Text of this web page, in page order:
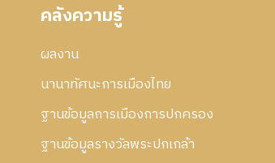
คลังความรู้
ผลงาน
นานาทัศนะการเมืองไทย
ฐานข้อมูลการเมืองการปกครอง
ฐานข้อมูลรางวัลพระปกเกล้า